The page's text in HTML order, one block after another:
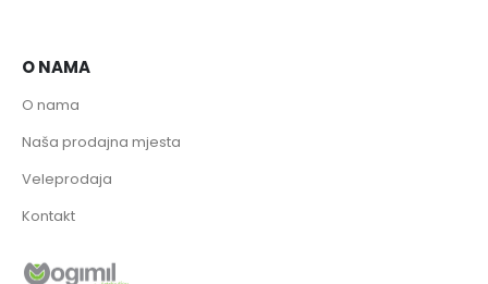
O NAMA
O nama
Naša prodajna mjesta
Veleprodaja
Kontakt